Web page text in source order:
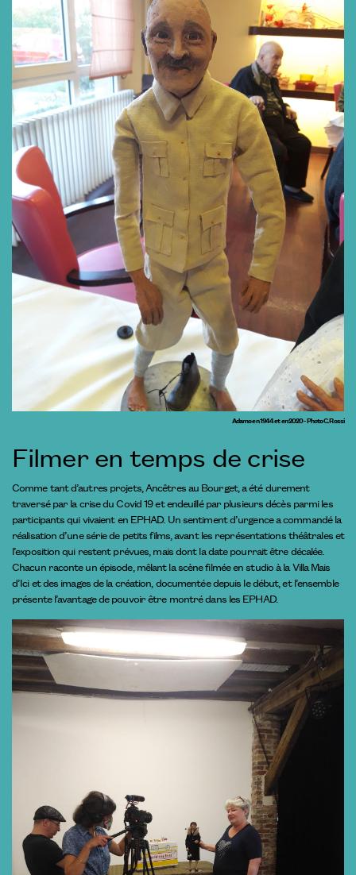
Adamo en 1944 et en 2020 - Photo C. Rossi
Filmer en temps de crise
Comme tant d’autres projets, Ancêtres au Bourget, a été durement
traversé par la crise du Covid 19 et endeuillé par plusieurs décès parmi les
participants qui vivaient en EPHAD. Un sentiment d’urgence a commandé la
réalisation d’une série de petits films, avant les représentations théâtrales et
l’exposition qui restent prévues, mais dont la date pourrait être décalée.
Chacun raconte un épisode, mêlant la scène filmée en studio à la Villa Mais
d’Ici et des images de la création, documentée depuis le début, et l’ensemble
présente l’avantage de pouvoir être montré dans les EPHAD.